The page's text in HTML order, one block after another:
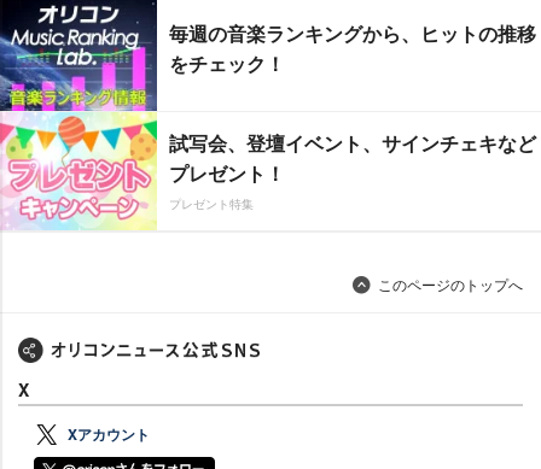
毎週の音楽ランキングから、ヒットの推移
をチェック！
試写会、登壇イベント、サインチェキなど
プレゼント！
プレゼント特集
このページのトップへ
X
Xアカウント